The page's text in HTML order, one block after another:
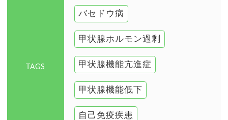
TAGS
バセドウ病
甲状腺ホルモン過剰
甲状腺機能亢進症
甲状腺機能低下
自己免疫疾患